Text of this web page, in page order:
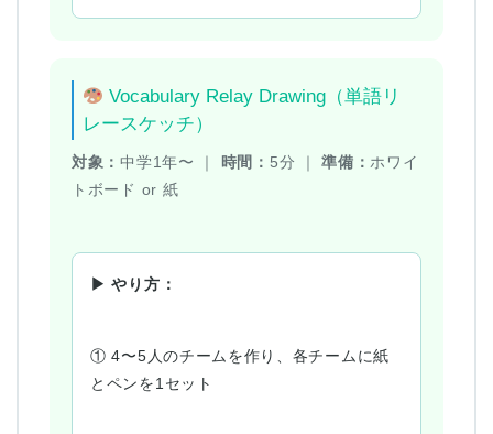
Vocabulary Relay Drawing（単語リ
レースケッチ）
対象：中学1年〜 ｜ 時間： 5分 ｜準備： ホワイ
トボード or 紙
▶ やり方：
① 4〜5人のチームを作り、各チームに紙
とペンを1セット